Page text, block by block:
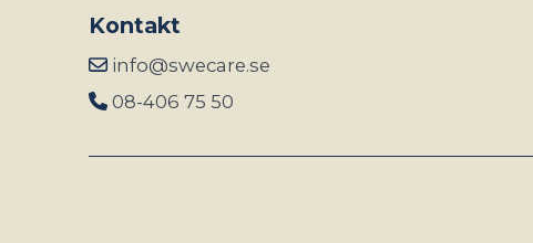
Kontakt
info@swecare.se
08-406 75 50